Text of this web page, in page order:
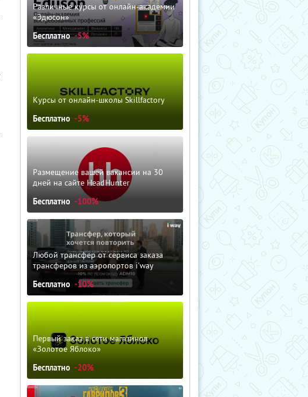
Различные курсы от онлайн-академии
«Эдюсон»
Бесплатно -5%
Курсы от онлайн-школы Skillfactory
Бесплатно -5%
Размещение вашей вакансии на 30
дней на сайте HeadHunter
Бесплатно -100%
Любой трансфер от сервиса заказа
трансферов из аэропортов i'way
Бесплатно -10%
Первый заказ в сети магазинов
«Золотое Яблоко»
Бесплатно -20%